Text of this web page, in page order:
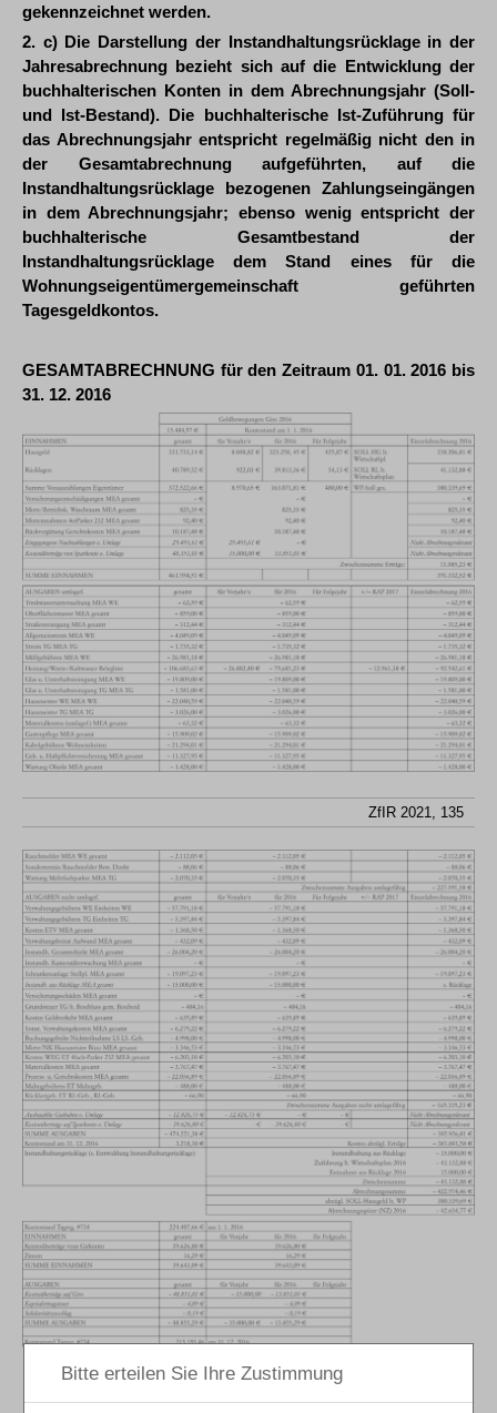
gekennzeichnet werden.
2. c) Die Darstellung der Instandhaltungsrücklage in der
Jahresabrechnung bezieht sich auf die Entwicklung der
buchhalterischen Konten in dem Abrechnungsjahr (Soll-
und Ist-Bestand). Die buchhalterische Ist-Zuführung für
das Abrechnungsjahr entspricht regelmäßig nicht den in
der Gesamtabrechnung aufgeführten, auf die
Instandhaltungsrücklage bezogenen Zahlungseingängen
in dem Abrechnungsjahr; ebenso wenig entspricht der
buchhalterische Gesamtbestand der
Instandhaltungsrücklage dem Stand eines für die
Wohnungseigentümergemeinschaft geführten
Tagesgeldkontos.
GESAMTABRECHNUNG für den Zeitraum 01. 01. 2016 bis
31. 12. 2016
ZfIR 2021, 135